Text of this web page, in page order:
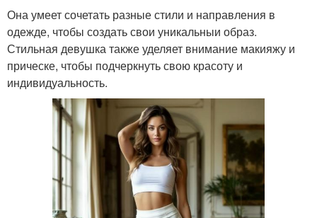
Она умеет сочетать разные стили и направления в
одежде, чтобы создать свои уникальныи образ.
Стильная девушка также уделяет внимание макияжу и
прическе, чтобы подчеркнуть свою красоту и
индивидуальность.